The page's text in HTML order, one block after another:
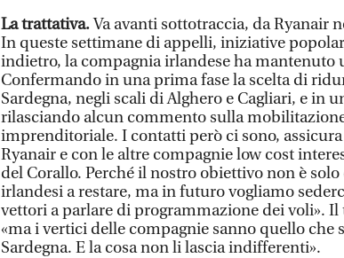
La trattativa.Va avanti sottotraccia, da Ryanair
In queste settimane di appelli, iniziative
indietro, la compagnia irlandese ha mantenuto
Confermando in una prima fase la scelta di
Sardegna, negli scali di Alghero e Cagliari, e in
rilasciando alcun commento sulla
imprenditoriale. I contatti però ci sono, assicura
Ryanair e con le altre compagnie low cost
del Corallo. Perché il nostro obiettivo non è
irlandesi a restare, ma in futuro vogliamo
vettori a parlare di programmazione dei voli». Il
«ma i vertici delle compagnie sanno quello che
Sardegna. E la cosa non li lascia indifferenti».